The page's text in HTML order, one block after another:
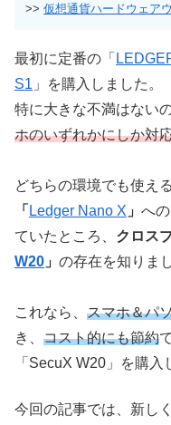
>> 仮想通貨ハードウェア
最初に定番の「
S1 」を購入しました。
特に大きな不満はない
ホのいずれかにしか対
どちらの環境でも使え
「 Ledger Nano X 」 へ
ていたところ、 クロス
W20 」 の存在を知りま
これなら、 スマホ＆パ
き、 コスト的にも節約
「SecuX W20」を購入
今回の記事では、新し